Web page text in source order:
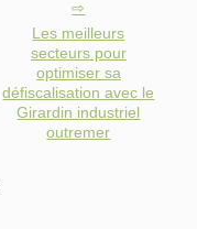
Les meilleurs
secteurs pour
optimiser sa
défiscalisation avec le
Girardin industriel
outremer